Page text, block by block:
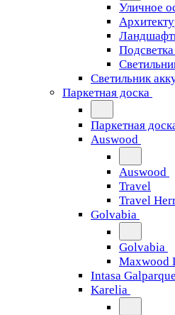
Уличное
Светильник
Паркетная доска
Паркетная
Auswood
Auswood
Travel
Travel
Golvabia
Golvabia
Maxwood
Intasa
Karelia